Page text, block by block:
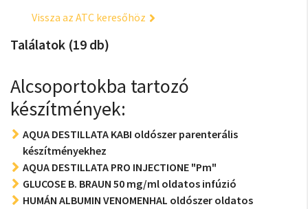
Vissza az ATC keresőhöz
Találatok (19 db)
Alcsoportokba tartozó
készítmények:
AQUA DESTILLATA KABI oldószer parenterális
készítményekhez
AQUA DESTILLATA PRO INJECTIONE "Pm"
GLUCOSE B. BRAUN 50 mg/ml oldatos infúzió
HUMÁN ALBUMIN VENOMENHAL oldószer oldatos